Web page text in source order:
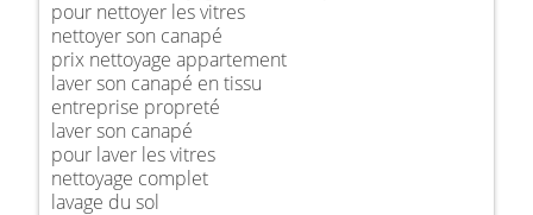
pour nettoyer les vitres
nettoyer son canapé
prix nettoyage appartement
laver son canapé en tissu
entreprise propreté
laver son canapé
pour laver les vitres
nettoyage complet
lavage du sol